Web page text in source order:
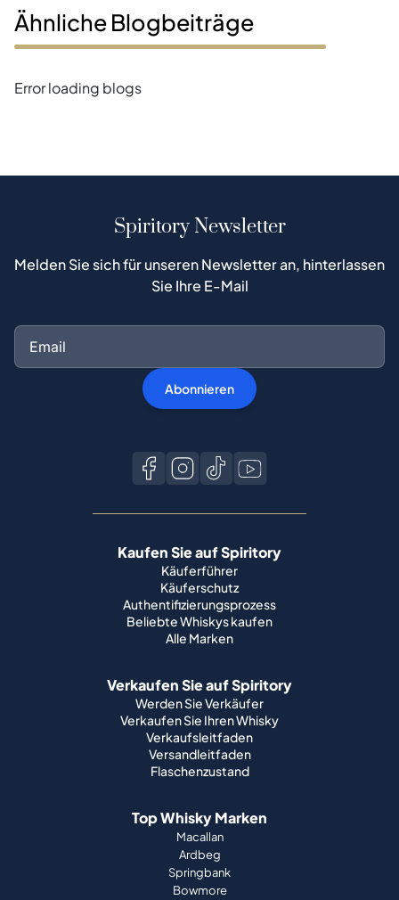
Ähnliche Blogbeiträge
Error loading blogs
Spiritory Newsletter
Melden Sie sich für unseren Newsletter an, hinterlassen
Sie Ihre E-Mail
Abonnieren
Kaufen Sie auf Spiritory
Käuferführer
Käuferschutz
Authentifizierungsprozess
Beliebte Whiskys kaufen
Alle Marken
Verkaufen Sie auf Spiritory
Werden Sie Verkäufer
Verkaufen Sie Ihren Whisky
Verkaufsleitfaden
Versandleitfaden
Flaschenzustand
Top Whisky Marken
Macallan
Ardbeg
Springbank
Bowmore